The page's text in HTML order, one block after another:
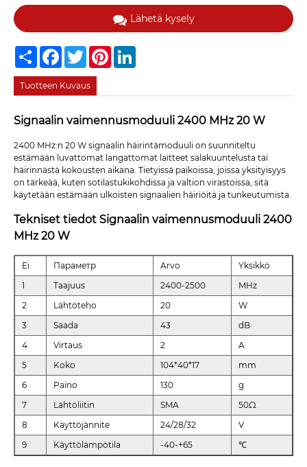
Lähetä kysely
Share FacebookTwitterPinterest
Tuotteen Kuvaus
Signaalin vaimennusmoduuli 2400 MHz 20 W
2400 MHz:n 20 W signaalin häirintämoduuli on suunniteltu
estämään luvattomat langattomat laitteet salakuuntelusta tai
häirinnästä kokousten aikana. Tietyissä paikoissa, joissa yksityisyys
on tärkeää, kuten sotilastukikohdissa ja valtion virastoissa, sitä
käytetään estämään ulkoisten signaalien häiriöitä ja tunkeutumista.
Tekniset tiedot Signaalin vaimennusmoduuli 2400
MHz 20 W
Ei. Параметр Arvo
Yksikkö
1
Taajuus 2400-2500
MHz
2
Lähtöteho 20
W
3
Saada 43
dB
4
Virtaus 2
A
5
Koko 104*40*17
mm
6
Paino 130
g
7
Lähtöliitin SMA
50Ω
8
Käyttöjännite 24/28/32
V
9
Käyttölämpötila -40-+65 ℃